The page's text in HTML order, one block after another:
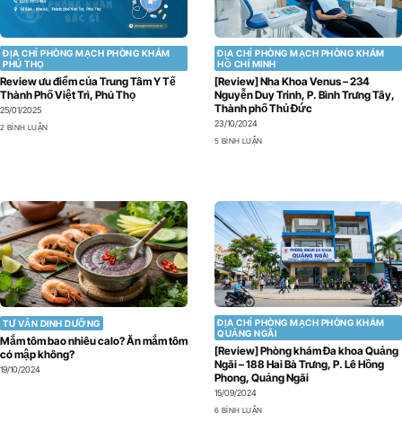
ĐỊA CHỈ PHÒNG MẠCH PHÒNG KHÁM
PHÚ THỌ
Review ưu điểm của Trung Tâm Y Tế
Thành Phố Việt Trì, Phú Thọ
25/01/2025
2 BÌNH LUẬN
ĐỊA CHỈ PHÒNG MẠCH PHÒNG KHÁM
HỒ CHÍ MINH
[Review] Nha Khoa Venus – 234
Nguyễn Duy Trinh, P. Bình Trưng Tây,
Thành phố Thủ Đức
23/10/2024
5 BÌNH LUẬN
TƯ VẤN DINH DƯỠNG
Mắm tôm bao nhiêu calo? Ăn mắm tôm
có mập không?
19/10/2024
ĐỊA CHỈ PHÒNG MẠCH PHÒNG KHÁM
QUẢNG NGÃI
[Review] Phòng khám Đa khoa Quảng
Ngãi – 188 Hai Bà Trưng, P. Lê Hồng
Phong, Quảng Ngãi
15/09/2024
6 BÌNH LUẬN